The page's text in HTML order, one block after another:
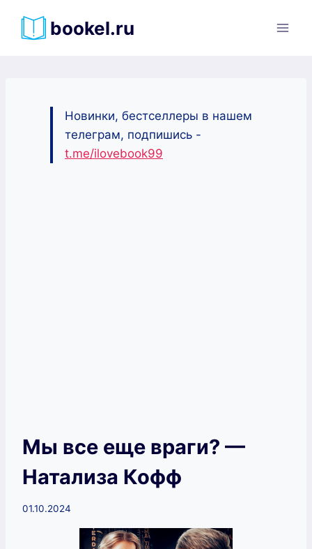
bookel.ru
Новинки, бестселлеры в нашем
телеграм, подпишись -
t.me/ilovebook99
Мы все еще враги? —
Натализа Кофф
01.10.2024